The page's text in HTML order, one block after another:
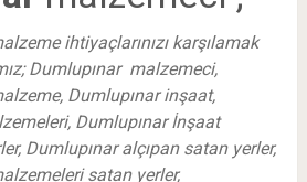
ihtiyaçlarınızı karşılamak
Dumlupınar malzemeci,
Dumlupınar inşaat,
Dumlupınar İnşaat
Dumlupınar alçıpan satan yerler,
satan yerler,